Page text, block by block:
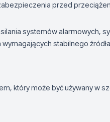
przed
systemów alarmowych,
stabilnego
który może być używany w